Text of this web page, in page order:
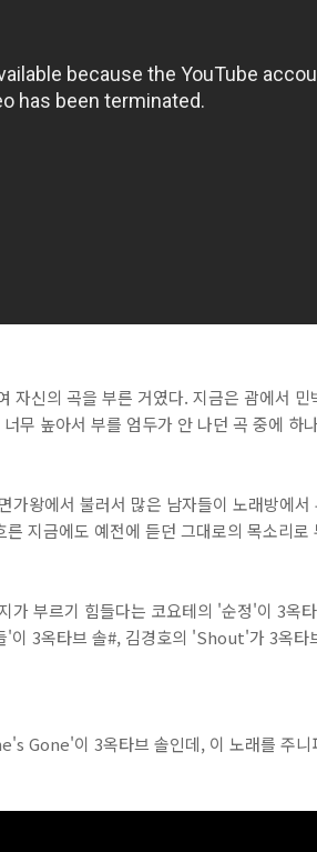
자신의 곡을 부른 거였다. 지금은 괌에서
무 높아서 부를 엄두가 안 나던 곡 중에 하
가왕에서 불러서 많은 남자들이 노래방에
지금에도 예전에 듣던 그대로의 목소리로
가 부르기 힘들다는 코요테의 '순정'이 3옥
3옥타브 솔#, 김경호의 'Shout'가 3옥타
Gone'이 3옥타브 솔인데, 이 노래를 주니